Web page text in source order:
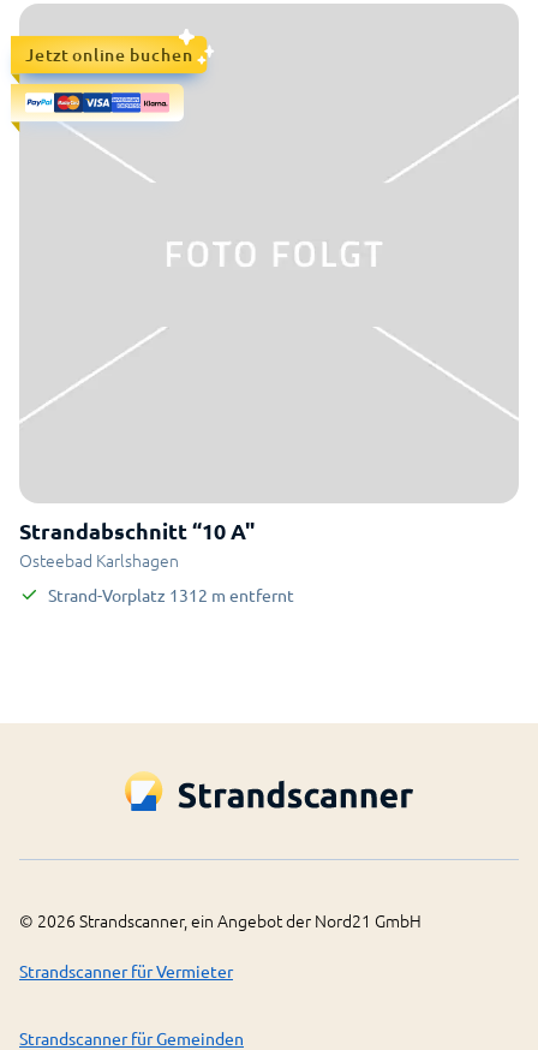
Strandabschnitt “10 A"
Osteebad Karlshagen
Jetzt online buchen
Strand-Vorplatz 1312 m entfernt
© 2026 Strandscanner, ein Angebot der Nord21 GmbH
Strandscanner für Vermieter
Strandscanner für Gemeinden